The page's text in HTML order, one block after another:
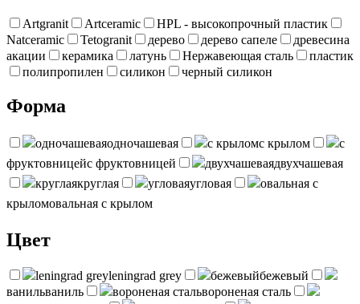
Artgranit Artceramic
HPL - высокопрочный пластик
Natceramic
Tetogranit дерево дерево сапеле
древесина
акации
керамика латунь Нержавеющая сталь
пластик
полипропилен
силикон черный силикон
Форма
одночашеваяодночашевая с крыломс крылом
с
фруктовницейс фруктовницей двухчашеваядвухчашевая
круглаякруглая угловаяугловая
овальная с
крыломовальная с крылом
Цвет
leningrad greyleningrad grey бежевыйбежевый
ванильваниль вороненая стальвороненая сталь